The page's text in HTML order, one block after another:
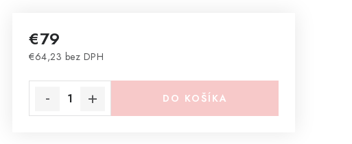
€79
€64,23 bez DPH
DO KOŠÍKA